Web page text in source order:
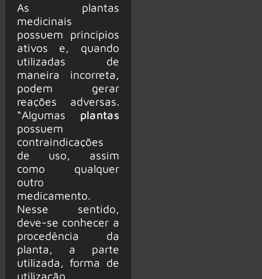
As plantas
medicinais
possuem princípios
ativos e, quando
utilizadas de
maneira incorreta,
podem gerar
reações adversas.
“Algumas plantas
possuem
contraindicações
de uso, assim
como qualquer
outro
medicamento.
Nesse sentido,
deve-se conhecer a
procedência da
planta, a parte
utilizada, forma de
utilização,